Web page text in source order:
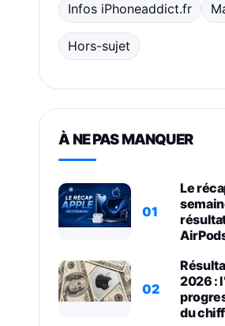
Infos iPhoneaddict.fr
Hors-sujet
À NE PAS MANQUER
01
Le
02
2026 :
du